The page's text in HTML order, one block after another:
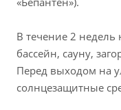
В течение 2 недель
бассейн, сауну,
Перед выходом на
солнцезащитные